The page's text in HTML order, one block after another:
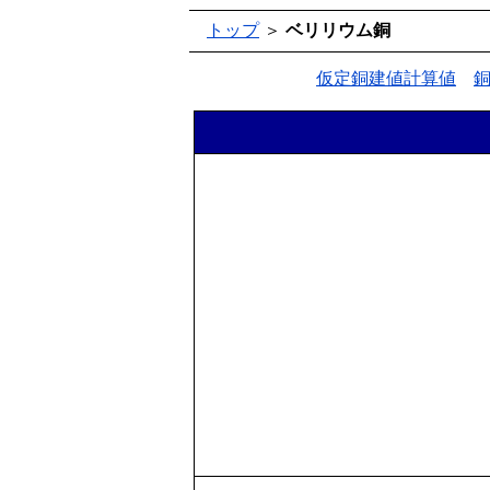
トップ＞ ベリリウム銅
仮定銅建値計算値